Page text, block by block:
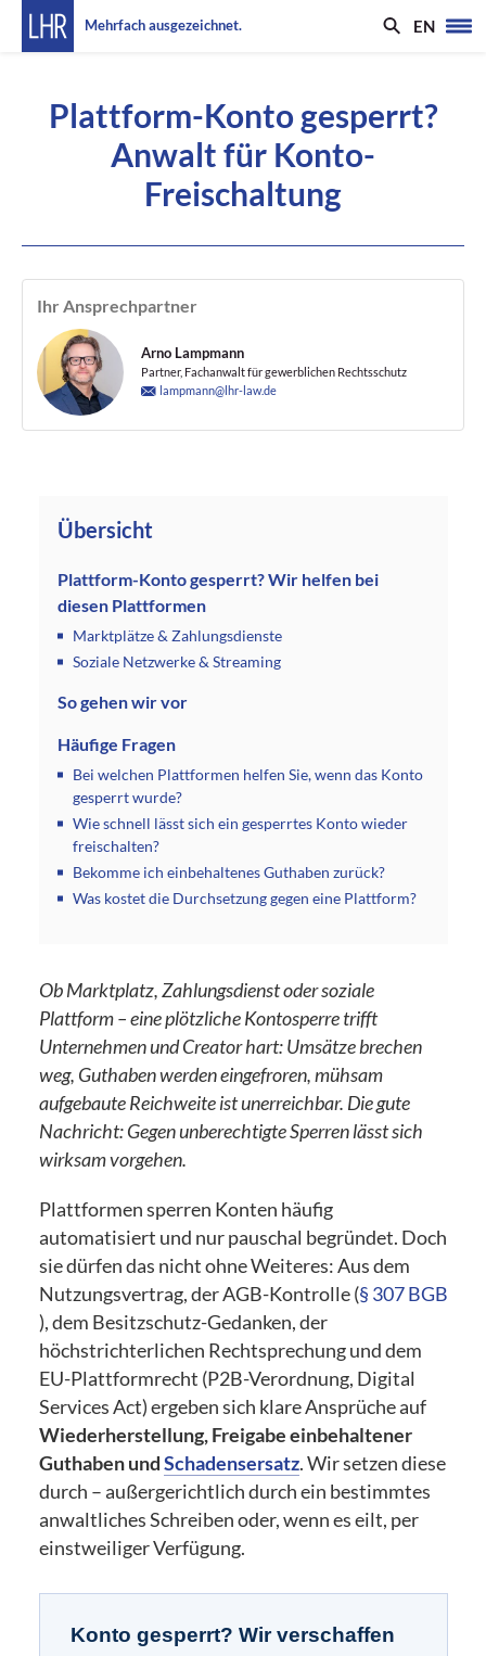
Mehrfach ausgezeichnet. EN
Plattform-Konto gesperrt?
Anwalt für Konto-
Freischaltung
Ihr Ansprechpartner
Arno Lampmann
Partner, Fachanwalt für gewerblichen Rechtsschutz
lampmann@lhr-law.de
Übersicht
Plattform-Konto gesperrt? Wir helfen bei
diesen Plattformen
Marktplätze & Zahlungsdienste
Soziale Netzwerke & Streaming
So gehen wir vor
Häufige Fragen
Bei welchen Plattformen helfen Sie, wenn das Konto
gesperrt wurde?
Wie schnell lässt sich ein gesperrtes Konto wieder
freischalten?
Bekomme ich einbehaltenes Guthaben zurück?
Was kostet die Durchsetzung gegen eine Plattform?
Ob Marktplatz, Zahlungsdienst oder soziale
Plattform – eine plötzliche Kontosperre trifft
Unternehmen und Creator hart: Umsätze brechen
weg, Guthaben werden eingefroren, mühsam
aufgebaute Reichweite ist unerreichbar. Die gute
Nachricht: Gegen unberechtigte Sperren lässt sich
wirksam vorgehen.
Plattformen sperren Konten häufig
automatisiert und nur pauschal begründet. Doch
sie dürfen das nicht ohne Weiteres: Aus dem
Nutzungsvertrag, der AGB-Kontrolle (§ 307 BGB
), dem Besitzschutz-Gedanken, der
höchstrichterlichen Rechtsprechung und dem
EU-Plattformrecht (P2B-Verordnung, Digital
Services Act) ergeben sich klare Ansprüche auf
Wiederherstellung, Freigabe einbehaltener
Guthaben undSchadensersatz. Wir setzen diese
durch – außergerichtlich durch ein bestimmtes
anwaltliches Schreiben oder, wenn es eilt, per
einstweiliger Verfügung.
Konto gesperrt? Wir verschaffen